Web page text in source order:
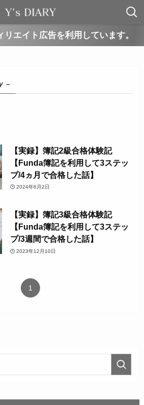
エイト広告を利用しています。
–
【実録】簿記2級合格体験記
【Funda簿記を利用して3ステッ
プ/4ヵ月で合格した話】
2024年6月2日
【実録】簿記3級合格体験記
【Funda簿記を利用して3ステッ
プ/3週間で合格した話】
2023年12月10日
1